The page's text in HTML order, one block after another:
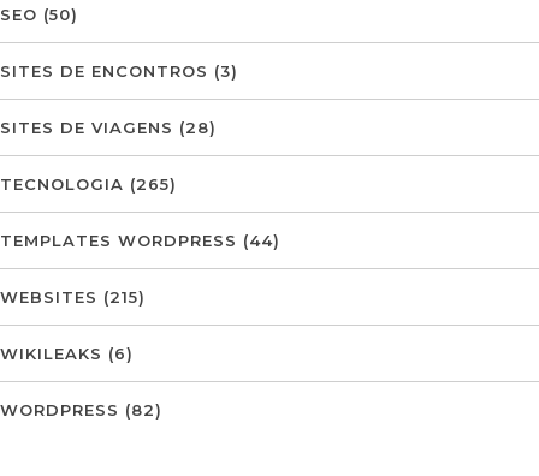
SEO (50)
SITES DE ENCONTROS (3)
SITES DE VIAGENS (28)
TECNOLOGIA (265)
TEMPLATES WORDPRESS (44)
WEBSITES (215)
WIKILEAKS (6)
WORDPRESS (82)